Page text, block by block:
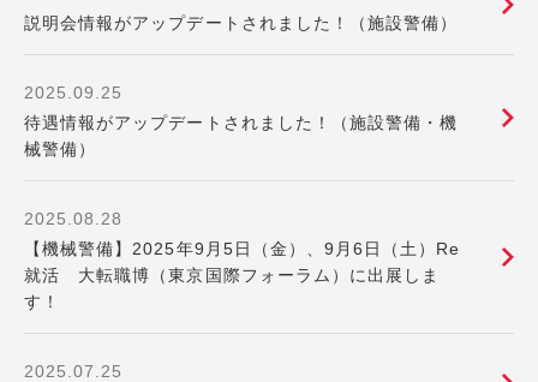
説明会情報がアップデートされました！（施設警備）
2025.09.25
待遇情報がアップデートされました！（施設警備・機
械警備）
2025.08.28
【機械警備】2025年9月5日（金）、9月6日（土）Re
就活 大転職博（東京国際フォーラム）に出展しま
す！
2025.07.25